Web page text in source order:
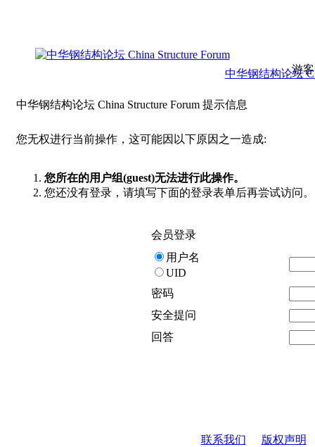
游
中华钢结构论坛
中华钢结构论坛 China Structure Forum 提示信息
您无权进行当前操作，这可能因以下原因之一造成:
您所在的用户组(guest)无法进行此操作。
您还没有登录，请填写下面的登录表单后再尝试访问。
会员登录
用户名
UID
密码
安全提问
回答
联系我们
版权声明